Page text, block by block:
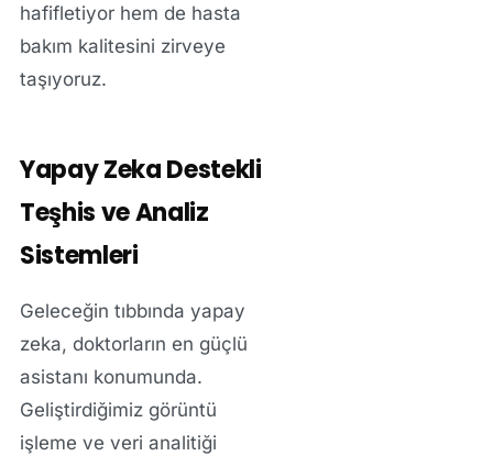
hafifletiyor hem de hasta
bakım kalitesini zirveye
taşıyoruz.
Yapay Zeka Destekli
Teşhis ve Analiz
Sistemleri
Geleceğin tıbbında yapay
zeka, doktorların en güçlü
asistanı konumunda.
Geliştirdiğimiz görüntü
işleme ve veri analitiği